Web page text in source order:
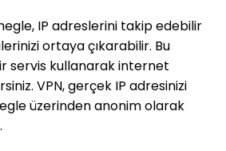
IP adreslerini takip edebilir
ortaya çıkarabilir. Bu
servis kullanarak internet
VPN, gerçek IP adresinizi
üzerinden anonim olarak